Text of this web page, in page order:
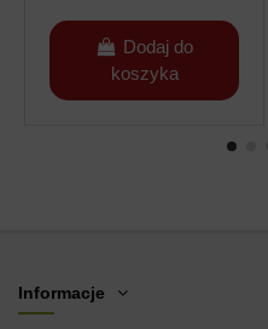
Dodaj do
koszyka
Informacje